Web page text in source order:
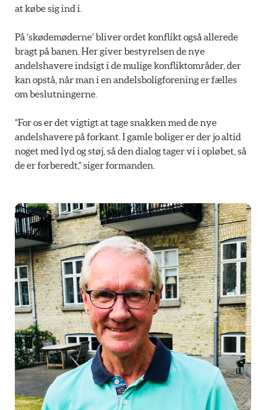
at købe sig ind i.
På ‘skødemøderne’ bliver ordet konflikt også allerede
bragt på banen. Her giver bestyrelsen de nye
andelshavere indsigt i de mulige konfliktområder, der
kan opstå, når man i en andelsboligforening er fælles
om beslutningerne.
“For os er det vigtigt at tage snakken med de nye
andelshavere på forkant. I gamle boliger er der jo altid
noget med lyd og støj, så den dialog tager vi i opløbet, så
de er forberedt,“ siger formanden.